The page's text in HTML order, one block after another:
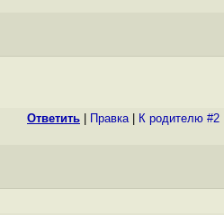
Ответить Правка| К родителю #2